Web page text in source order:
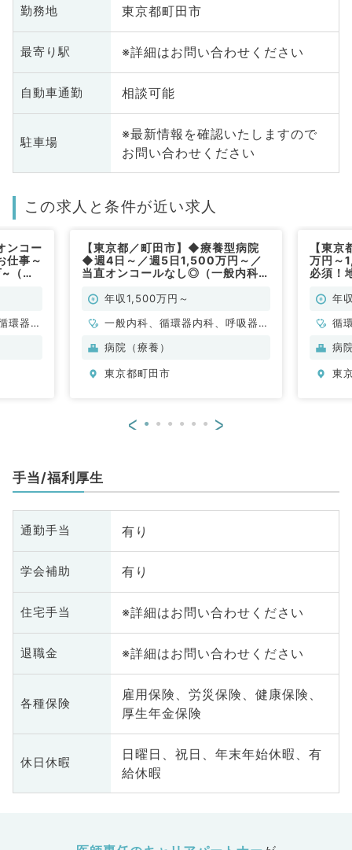
勤務地 東京都町田市
最寄り駅 ※詳細はお問い合わせください
自動車通勤 相談可能
駐車場
※最新情報を確認いたしますので
お問い合わせください
この求人と条件が近い求人
ンコー
仕事～
（腎
環器内
【東京都／町田市】◆療養型病院
◆週4日～／週5日1,500万円～／
当直オンコールなし◎（一般内科／
年収1,500万円～
一般内科、循環器内科、呼吸器内
科、消化器内科、内分泌・代謝内
病院（療養）
東京都町田市
【東
万円～
必須！
／常勤
年
循
病
東
< >
手当/福利厚生
通勤手当 有り
学会補助 有り
住宅手当 ※詳細はお問い合わせください
退職金 ※詳細はお問い合わせください
各種保険
雇用保険、労災保険、健康保険、
厚生年金保険
休日休暇
日曜日、祝日、年末年始休暇、有
給休暇